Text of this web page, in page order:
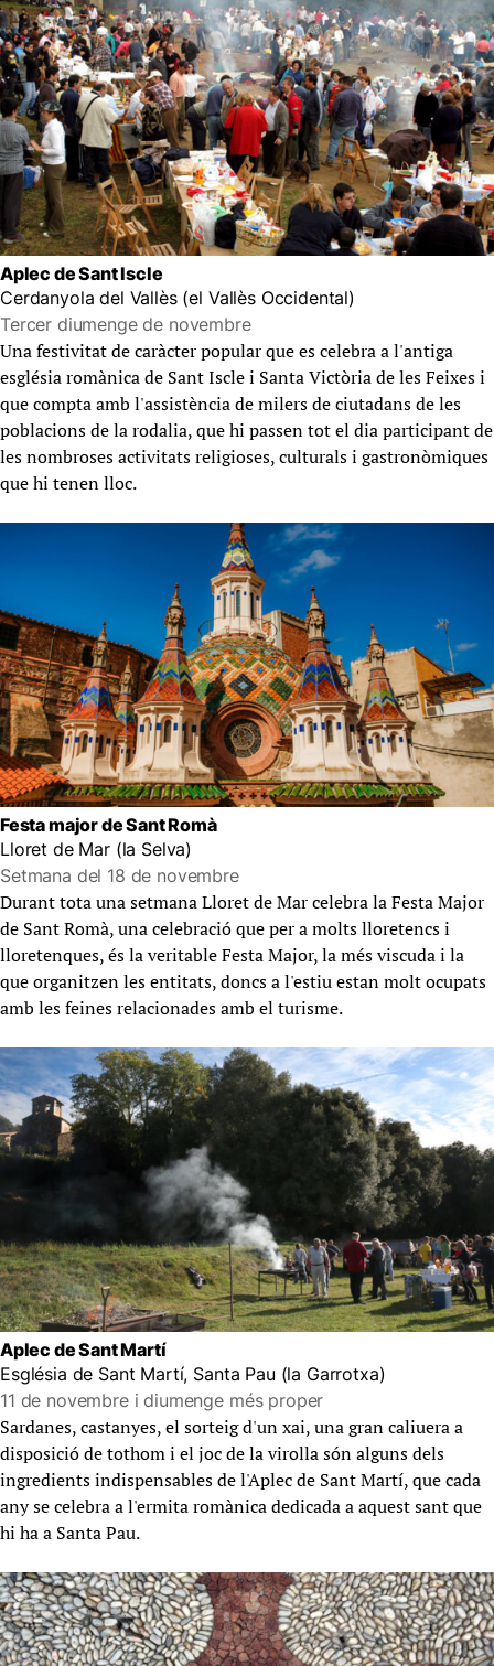
Aplec de Sant Iscle
Cerdanyola del Vallès (el Vallès Occidental)
Tercer diumenge de novembre
Una festivitat de caràcter popular que es celebra a l'antiga
església romànica de Sant Iscle i Santa Victòria de les Feixes i
que compta amb l'assistència de milers de ciutadans de les
poblacions de la rodalia, que hi passen tot el dia participant de
les nombroses activitats religioses, culturals i gastronòmiques
que hi tenen lloc.
Festa major de Sant Romà
Lloret de Mar (la Selva)
Setmana del 18 de novembre
Durant tota una setmana Lloret de Mar celebra la Festa Major
de Sant Romà, una celebració que per a molts lloretencs i
lloretenques, és la veritable Festa Major, la més viscuda i la
que organitzen les entitats, doncs a l'estiu estan molt ocupats
amb les feines relacionades amb el turisme.
Aplec de Sant Martí
Església de Sant Martí, Santa Pau (la Garrotxa)
11 de novembre i diumenge més proper
Sardanes, castanyes, el sorteig d'un xai, una gran caliuera a
disposició de tothom i el joc de la virolla són alguns dels
ingredients indispensables de l'Aplec de Sant Martí, que cada
any se celebra a l'ermita romànica dedicada a aquest sant que
hi ha a Santa Pau.